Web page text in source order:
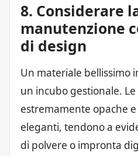
8. Considerare
manutenzione
di design
Un materiale bellissimo
un incubo gestionale.
estremamente opache
eleganti, tendono a
di polvere o impronta